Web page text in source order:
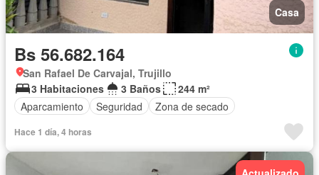
Casa
Bs 56.682.164
San Rafael De Carvajal, Trujillo
3 Habitaciones
3 Baños
244 m²
Aparcamiento
Seguridad Zona de secado
Hace 1 día, 4 horas